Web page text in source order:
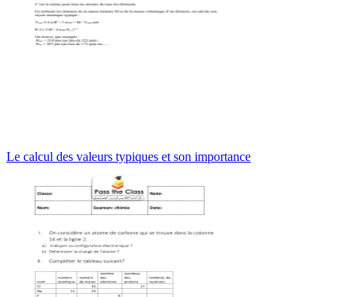
Le calcul des valeurs typiques et son importance